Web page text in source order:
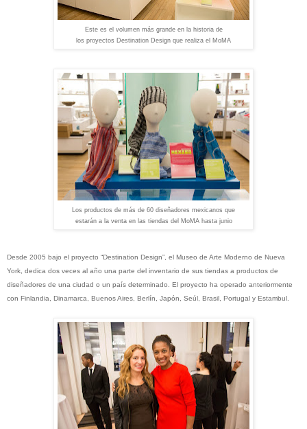
Este es el volumen más grande en la historia de
los proyectos Destination Design que realiza el MoMA
Los productos de más de 60 diseñadores mexicanos que
estarán a la venta en las tiendas del MoMA hasta junio
Desde 2005 bajo el proyecto “Destination Design”, el Museo de Arte Moderno de Nueva
York, dedica dos veces al año una parte del inventario de sus tiendas a productos de
diseñadores de una ciudad o un país determinado. El proyecto ha operado anteriormente
con Finlandia, Dinamarca, Buenos Aires, Berlín, Japón, Seúl, Brasil, Portugal y Estambul.